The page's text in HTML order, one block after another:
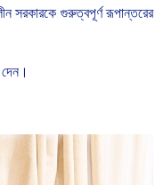
সরকারকে গুরুত্বপূর্ণ রূপান্তরের
দেন।